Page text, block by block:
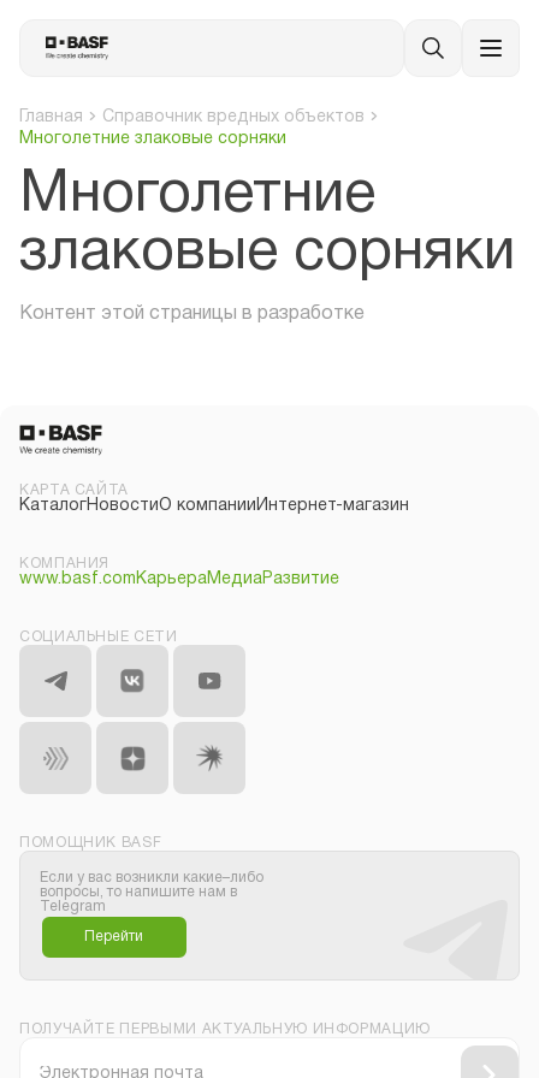
Главная
Справочник вредных объектов
Многолетние злаковые сорняки
Многолетние
злаковые сорняки
Контент этой страницы в разработке
КАРТА САЙТА
КаталогНовостиО компании Интернет-магазин
КОМПАНИЯ
www.basf.com КарьераМедиаРазвитие
СОЦИАЛЬНЫЕ СЕТИ
ПОМОЩНИК BASF
Если у вас возникли какие–либо
вопросы, то напишите нам в
Telegram
Перейти
ПОЛУЧАЙТЕ ПЕРВЫМИ АКТУАЛЬНУЮ ИНФОРМАЦИЮ